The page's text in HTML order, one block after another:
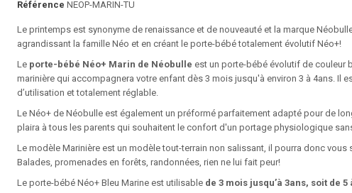
Référence NEOP-MARIN-TU
Le printemps est synonyme de renaissance et de nouveauté et la marque
agrandissant la famille Néo et en créant le porte-bébé totalement évolutif Néo+!
Le porte-bébé Néo+ Marin de Néobulle est un porte-bébé évolutif de couleur
marinière qui accompagnera votre enfant dès 3 mois jusqu'à environ 3 à 4ans. Il
d’utilisation et totalement réglable.
Le Néo+ de Néobulle est également un préformé parfaitement adapté pour de
plaira à tous les parents qui souhaitent le confort d'un portage physiologique
Le modèle Marinière est un modèle tout-terrain non salissant, il pourra donc
Balades, promenades en forêts, randonnées, rien ne lui fait peur!
Le porte-bébé Néo+ Bleu Marine est utilisable de 3 mois jusqu’à 3ans, soit de 5